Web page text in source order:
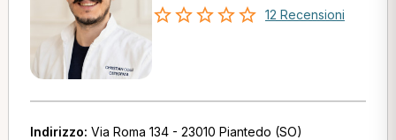
12 Recensioni
Indirizzo: Via Roma 134 - 23010 Piantedo (SO)